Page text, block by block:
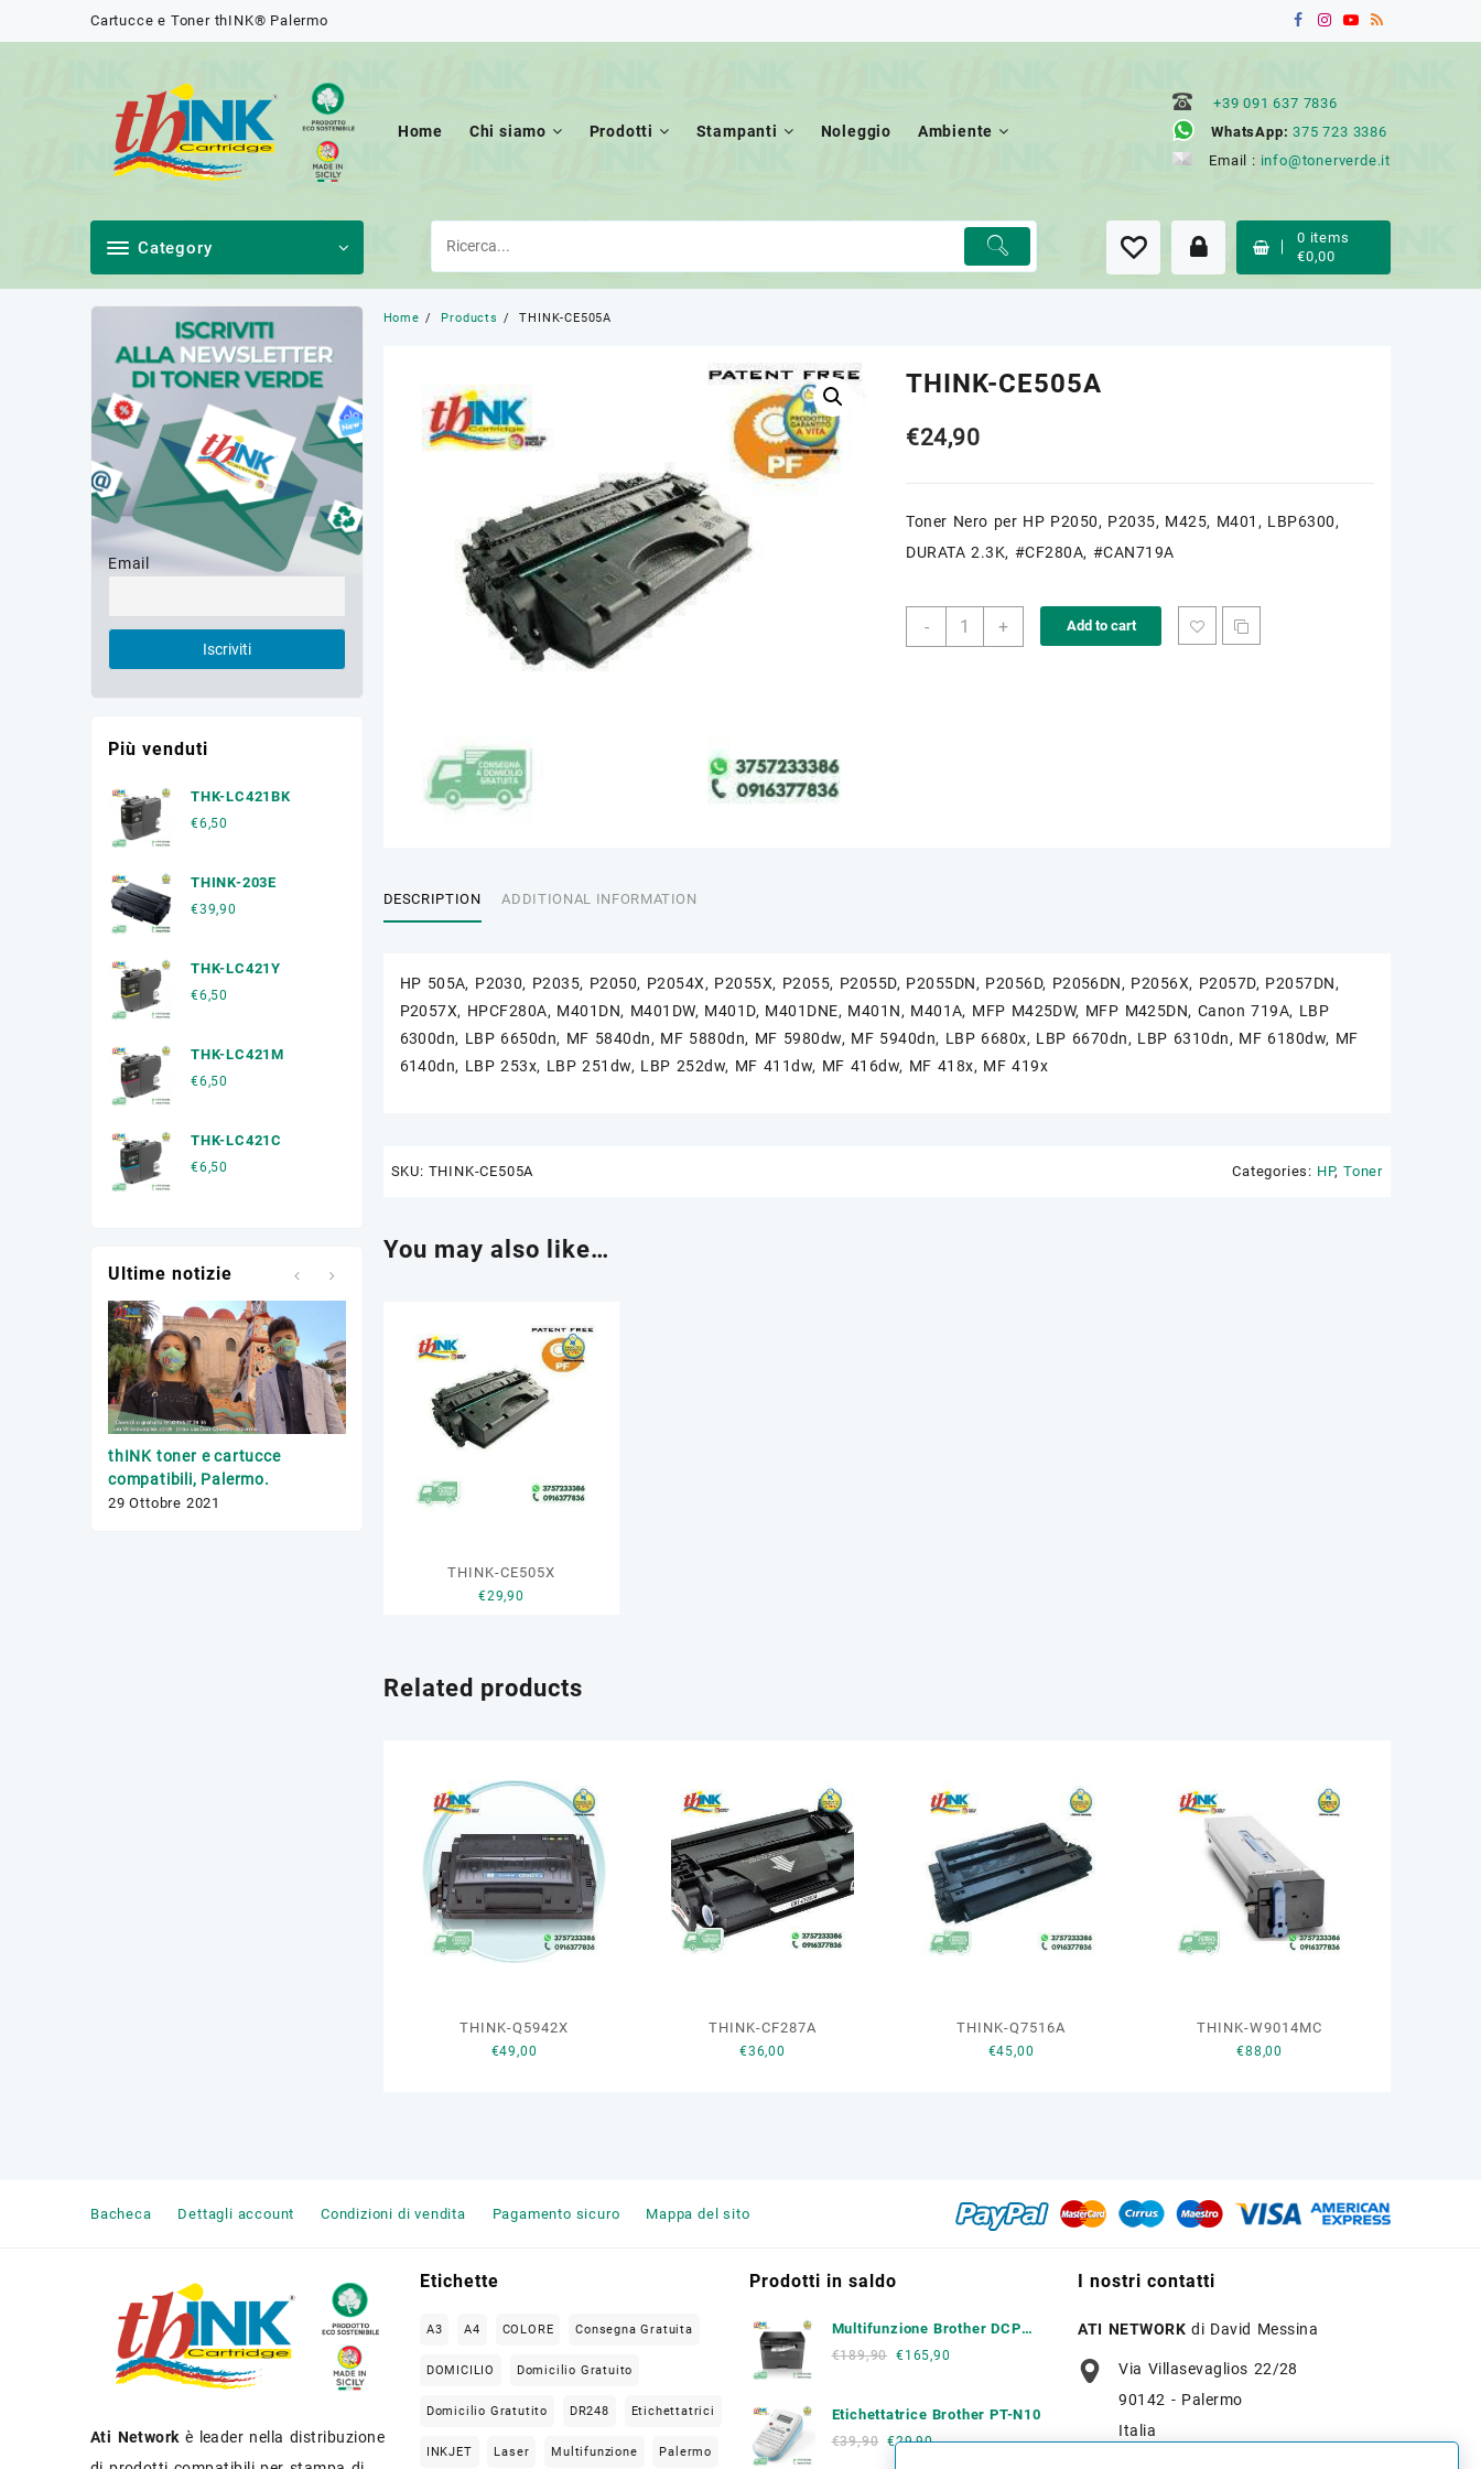
Cartucce e Toner thINK® Palermo
Home Chi siamo Prodotti Stampanti Noleggio Ambiente
+39 091 637 7836
WhatsApp: 375 723 3386
Email : info@tonerverde.it
Category 0 items
€0,00
Home Products THINK-CE505A
THINK-CE505A
€24,90
Toner Nero per HP P2050, P2035, M425, M401, LBP6300,
DURATA 2.3K, #CF280A, #CAN719A
-
THINK-
+ Add to cart
DESCRIPTION ADDITIONAL INFORMATION
HP 505A, P2030, P2035, P2050, P2054X, P2055X, P2055, P2055D, P2055DN, P2056D, P2056DN, P2056X, P2057D, P2057DN,
P2057X, HPCF280A, M401DN, M401DW, M401D, M401DNE, M401N, M401A, MFP M425DW, MFP M425DN, Canon 719A, LBP
6300dn, LBP 6650dn, MF 5840dn, MF 5880dn, MF 5980dw, MF 5940dn, LBP 6680x, LBP 6670dn, LBP 6310dn, MF 6180dw, MF
6140dn, LBP 253x, LBP 251dw, LBP 252dw, MF 411dw, MF 416dw, MF 418x, MF 419x
SKU: THINK-CE505A Categories: HP, Toner
You may also like…
THINK-CE505X
€29,90
Related products
THINK-Q5942X
€49,00
THINK-CF287A
€36,00
THINK-Q7516A
€45,00
THINK-W9014MC
€88,00
Email
Più venduti
THK-LC421BK
€6,50
THINK-203E
€39,90
THK-LC421Y
€6,50
THK-LC421M
€6,50
THK-LC421C
€6,50
Ultime notizie
thINK toner e cartucce
compatibili, Palermo.
29 Ottobre 2021
Trasporto toner esauriti a
17 Febbraio 2020
15 Aprile 2019
Bacheca Dettagli account Condizioni di vendita Pagamento sicuro Mappa del sito
Ati Networkè leader nella distribuzione
Etichette
A3 A4 COLORE Consegna Gratuita
DOMICILIO Domicilio Gratuito
Domicilio Gratutito DR248 Etichettatrici
INKJET Laser Multifunzione Palermo
Prodotti in saldo
Multifunzione Brother DCP
L2620 DW
€189,90 €165,90
Etichettatrice Brother PT-N10
€39,90 €29,90
I nostri contatti
ATI NETWORK di David Messina
Via Villasevaglios 22/28
90142 - Palermo
Italia